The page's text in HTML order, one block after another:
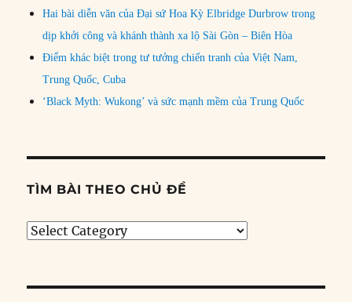
Hai bài diễn văn của Đại sứ Hoa Kỳ Elbridge Durbrow trong
dịp khởi công và khánh thành xa lộ Sài Gòn – Biên Hòa
Điểm khác biệt trong tư tưởng chiến tranh của Việt Nam,
Trung Quốc, Cuba
‘Black Myth: Wukong’ và sức mạnh mềm của Trung Quốc
TÌM BÀI THEO CHỦ ĐỀ
Tìm